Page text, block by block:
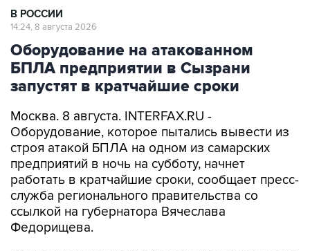
В РОССИИ
14:24, 8 августа 2026
Оборудование на атакованном
БПЛА предприятии в Сызрани
запустят в кратчайшие сроки
Москва. 8 августа. INTERFAX.RU -
Оборудование, которое пытались вывести из
строя атакой БПЛА на одном из самарских
предприятий в ночь на субботу, начнет
работать в кратчайшие сроки, сообщает пресс-
служба регионального правительства со
ссылкой на губернатора Вячеслава
Федорищева.